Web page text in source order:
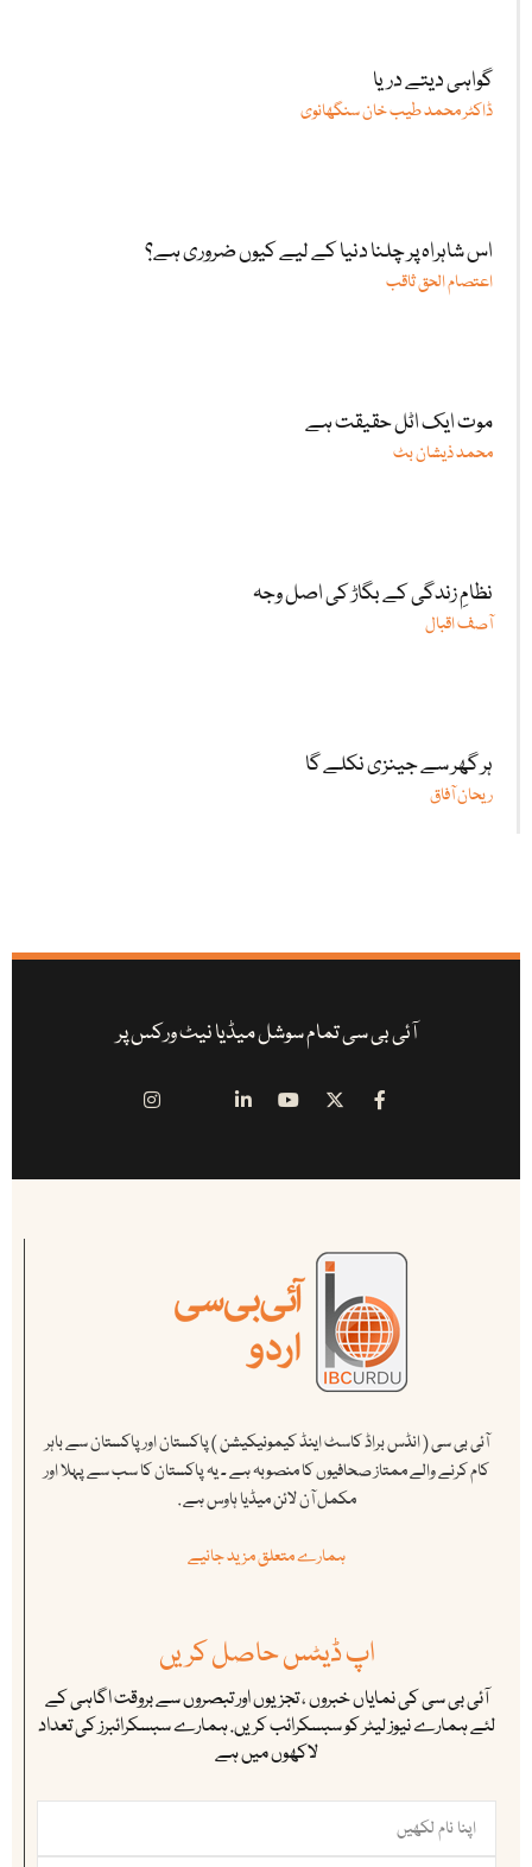
گواہی دیتے دریا
ڈاکٹر محمد طیب خان سنگھانوی
اس شاہراہ پر چلنا دنیا کے لیے کیوں ضروری ہے؟
اعتصام الحق ثاقب
موت ایک اٹل حقیقت ہے
محمد ذیشان بٹ
نظامِ زندگی کے بگاڑ کی اصل وجہ
آصف اقبال
ہر گھر سے جینزی نکلے گا
ریحان آفاق
آئی بی سی تمام سوشل میڈیا نیٹ ورکس پر
آئی بی سی ( انڈس براڈ کاسٹ اینڈ کیمونیکیشن ) پاکستان اور پاکستان سے باہر
کام کرنے والے ممتاز صحافیوں کا منصوبہ ہے ۔ یہ پاکستان کا سب سے پہلا اور
مکمل آن لائن میڈیا ہاوس ہے .
ہمارے متعلق مزید جانیے
اپ ڈیٹس حاصل کریں
آئی بی سی کی نمایاں خبروں ، تجزیوں اور تبصروں سے بروقت اگاہی کے
لئے ہمارے نیوز لیٹر کو سبسکرائب کریں. ہمارے سبسکرائبرز کی تعداد
لاکھوں میں ہے